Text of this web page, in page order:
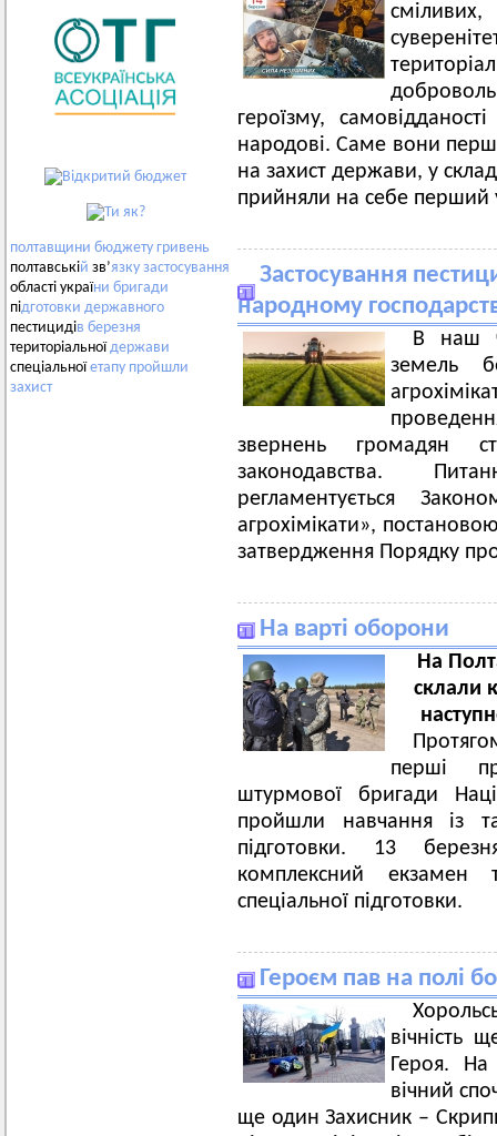
полтавщини бюджету гривень
полтавській зв’язку застосування
області україни бригади
підготовки державного
пестицидів березня
територіальноїдержави
спеціальноїетапу пройшли
захист
героїзму,
народові. Саме вони
на захист держави, у
прийняли на себе перший
Застосування
народному
В наш
земель
звернень громадян
законодавства.
регламентується
агрохімікати»,
затвердження Порядку
На варті оборони
На
склали
перші
штурмової бригади
пройшли навчання із
підготовки. 13
комплексний екзамен
спеціальної підготовки.
Героєм пав на полі
вічність
Героя.
вічний
ще один Захисник –